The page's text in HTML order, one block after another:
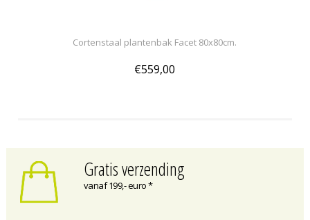
Cortenstaal plantenbak Facet 80x80cm.
€559,00
Gratis verzending
vanaf 199,- euro *